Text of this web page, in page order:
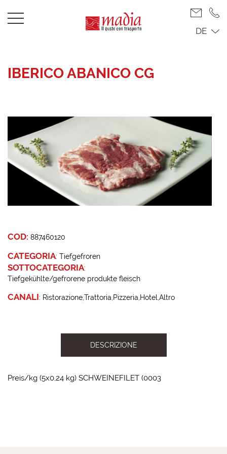
DE
IBERICO ABANICO CG
COD: 887460120
CATEGORIA: Tiefgefroren
SOTTOCATEGORIA:
Tiefgekühlte/gefrorene produkte fleisch
CANALI: RistorazioneTrattoria Pizzeria HotelAltro
DESCRIZIONE
Preis/kg (5x0,24 kg) SCHWEINEFILET (0003